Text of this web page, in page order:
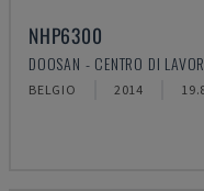
NHP6300
DOOSAN - CENTRO DI
BELGIO 2014